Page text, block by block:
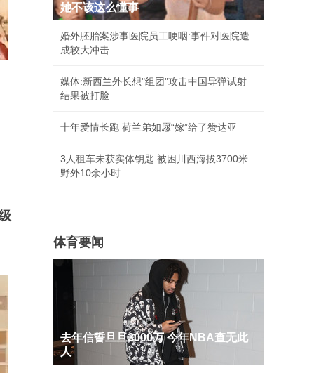
她不该这么懂事
婚外胚胎案涉事医院员工哽咽:事件对医院造
成较大冲击
媒体:新西兰外长想"组团"攻击中国导弹试射
结果被打脸
十年爱情长跑 荷兰弟如愿“嫁”给了赞达亚
3人租车未获实体钥匙 被困川西海拔3700米
野外10余小时
体育要闻
去年信誓旦旦3000万 今年NBA查无此
人